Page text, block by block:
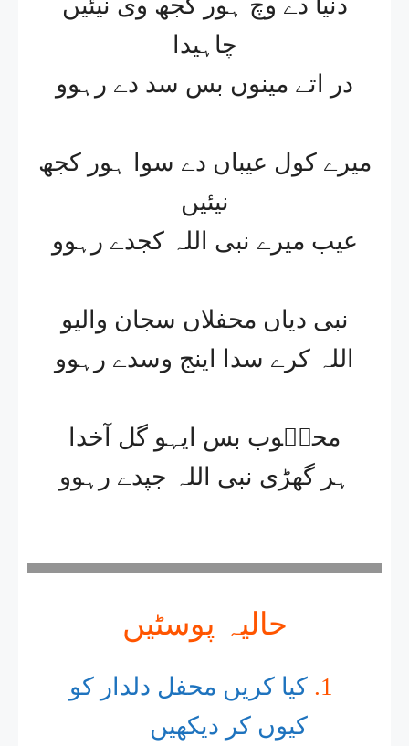
چاہیدا
در اتے مینوں بس سد دے رہوو
میرے کول عیباں دے سوا ہور کجھ
نیئیں
عیب میرے نبی اللہ کجدے رہوو
نبی دیاں محفلاں سجان والیو
اللہ کرے سدا اینج وسدے رہوو
محبؔوب بس ایہو گل آخدا
ہر گھڑی نبی اللہ جپدے رہوو
حالیہ پوسٹیں
کیا کریں محفل دلدار کو
کیوں کر دیکھیں